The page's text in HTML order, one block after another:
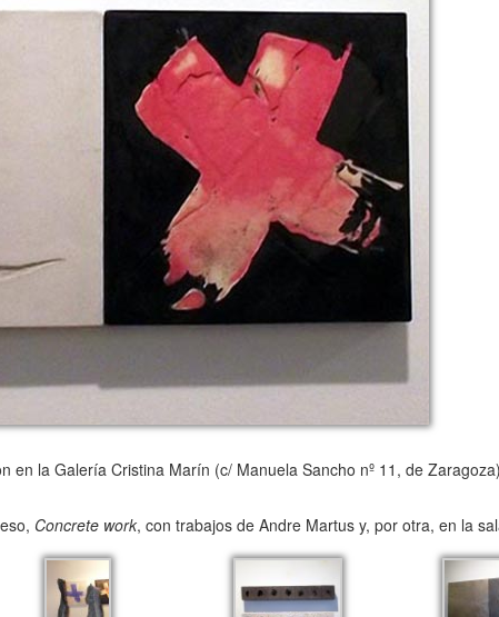
en la Galería Cristina Marín (c/ Manuela Sancho nº 11, de
Concrete work, con trabajos de Andre Martus y, por otra, en la